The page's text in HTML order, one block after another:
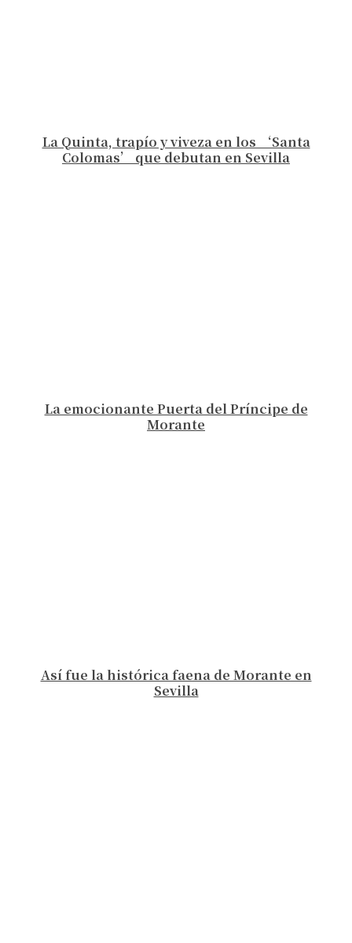
La Quinta, trapío y viveza en los ‘Santa
Colomas’ que debutan en Sevilla
La emocionante Puerta del Príncipe de
Morante
Así fue la histórica faena de Morante en
Sevilla